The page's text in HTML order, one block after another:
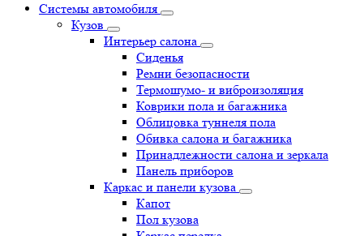
Системы автомобиля
Кузов
Интерьер салона
Сиденья
Ремни безопасности
Термошумо- и виброизоляция
Коврики пола и багажника
Облицовка туннеля пола
Обивка салона и багажника
Принадлежности салона и зеркала
Панель приборов
Каркас и панели кузова
Капот
Пол кузова